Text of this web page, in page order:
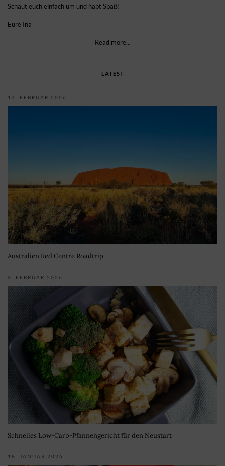
Schaut euch einfach um und habt Spaß!
Eure Ina
Read more...
LATEST
14. FEBRUAR 2026
Australien Red Centre Roadtrip
3. FEBRUAR 2026
Schnelles Low-Carb-Pfannengericht für den Neustart
18. JANUAR 2026